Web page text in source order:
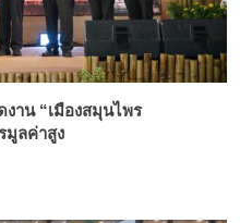
าน “เมืองสมุนไพร
มูลค่าสูง